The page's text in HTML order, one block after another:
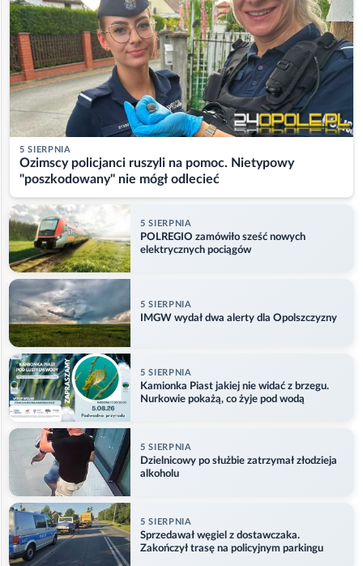
5 SIERPNIA
Ozimscy policjanci ruszyli na pomoc. Nietypowy
"poszkodowany" nie mógł odlecieć
5 SIERPNIA
POLREGIO zamówiło sześć nowych
elektrycznych pociągów
5 SIERPNIA
IMGW wydał dwa alerty dla Opolszczyzny
5 SIERPNIA
Kamionka Piast jakiej nie widać z brzegu.
Nurkowie pokażą, co żyje pod wodą
5 SIERPNIA
Dzielnicowy po służbie zatrzymał złodzieja
alkoholu
5 SIERPNIA
Sprzedawał węgiel z dostawczaka.
Zakończył trasę na policyjnym parkingu